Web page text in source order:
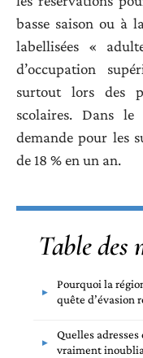
basse saison ou à
labellisées «
d’occupation
surtout lors des
scolaires. Dans
demande pour les
de 18 % en un an.
Table des
Pourquoi la
quête d’évasion
Quelles
vraiment